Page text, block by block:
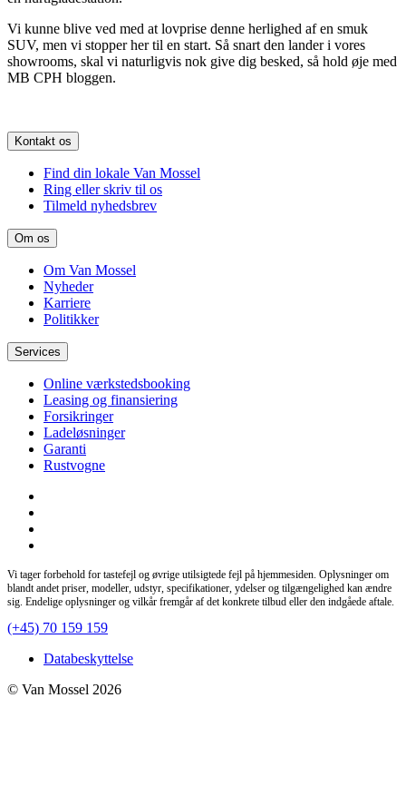
Vi kunne blive ved med at lovprise denne herlighed af en smuk
SUV, men vi stopper her til en start. Så snart den lander i vores
showrooms, skal vi naturligvis nok give dig besked, så hold øje med
MB CPH bloggen.
Kontakt os
Find din lokale Van Mossel
Ring eller skriv til os
Tilmeld nyhedsbrev
Om os
Om Van Mossel
Nyheder
Karriere
Politikker
Services
Online værkstedsbooking
Leasing og finansiering
Forsikringer
Ladeløsninger
Garanti
Rustvogne
Vi tager forbehold for tastefejl og øvrige utilsigtede fejl på hjemmesiden. Oplysninger om
blandt andet priser, modeller, udstyr, specifikationer, ydelser og tilgængelighed kan ændre
sig. Endelige oplysninger og vilkår fremgår af det konkrete tilbud eller den indgåede aftale.
(+45) 70 159 159
Databeskyttelse
© Van Mossel 2026